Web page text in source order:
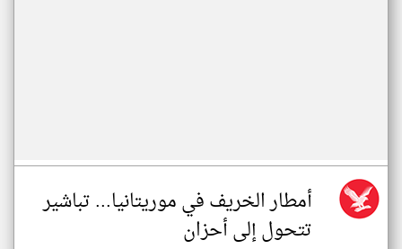
أمطار الخريف في موريتانيا... تباشير
تتحول إلى أحزان